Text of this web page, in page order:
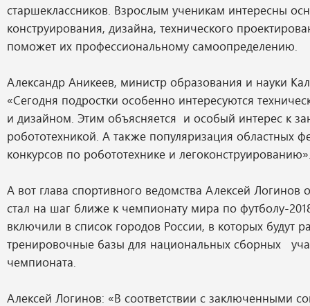
старшеклассников. Взрослым ученикам интересны
конструирования, дизайна, технического
поможет их профессиональному самоопределению.
Александр Аникеев, министр образования и науки
«Сегодня подростки особенно интересуются
и дизайном. Этим объясняется и особый интерес к
робототехникой. А также популяризация областных
конкурсов по робототехнике и
А вот глава спортивного ведомства Алексей Логинов
стал на шаг ближе к чемпионату мира по футболу-
включили в список городов России, в которых будут
тренировочные базы для национальных сборных
чемпионата.
Алексей Логинов: «В соответствии с заключенными